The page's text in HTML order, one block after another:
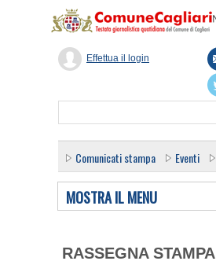
Effettua il login
Comunicati stampa Eventi
MOSTRA IL MENU
RASSEGNA STAMPA